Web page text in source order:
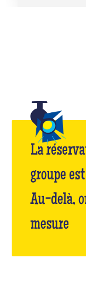
La
groupe
Au-delà,
mesure